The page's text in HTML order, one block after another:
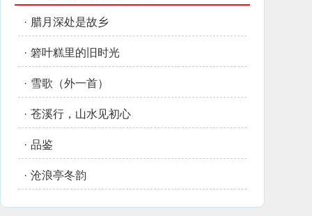
· 腊月深处是故乡
· 箬叶糕里的旧时光
· 雪歌（外一首）
· 苍溪行，山水见初心
· 品鉴
· 沧浪亭冬韵